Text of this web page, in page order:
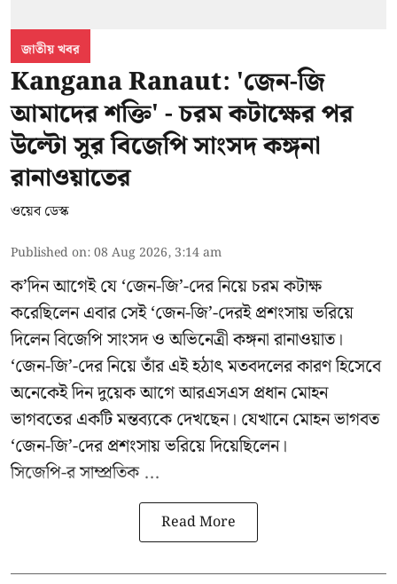
জাতীয় খবর
Kangana Ranaut: 'জেন-জি
আমাদের শক্তি' - চরম কটাক্ষের পর
উল্টো সুর বিজেপি সাংসদ কঙ্গনা
রানাওয়াতের
ওয়েব ডেস্ক
Published on:08 Aug 2026, 3:14 am
ক’দিন আগেই যে ‘জেন-জি’-দের নিয়ে চরম কটাক্ষ
করেছিলেন এবার সেই ‘জেন-জি’-দেরই প্রশংসায় ভরিয়ে
দিলেন বিজেপি সাংসদ ও অভিনেত্রী কঙ্গনা রানাওয়াত।
‘জেন-জি’-দের নিয়ে তাঁর এই হঠাৎ মতবদলের কারণ হিসেবে
অনেকেই দিন দুয়েক আগে আরএসএস প্রধান মোহন
ভাগবতের একটি মন্তব্যকে দেখছেন। যেখানে মোহন ভাগবত
‘জেন-জি’-দের প্রশংসায় ভরিয়ে দিয়েছিলেন।
সিজেপি-রসাম্প্রতিক ...
Read More